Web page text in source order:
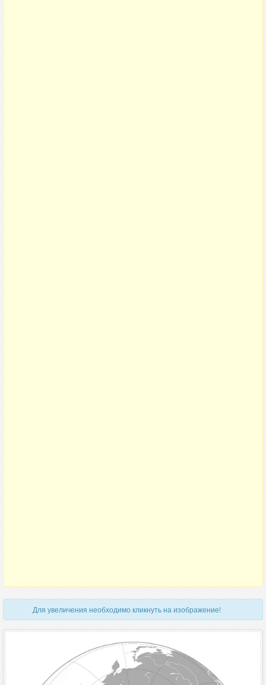
Для увеличения необходимо кликнуть на изображение!